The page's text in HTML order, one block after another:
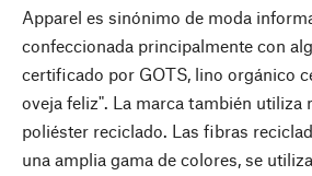
Apparel es sinónimo de moda
confeccionada principalmente con
certificado por GOTS, lino orgánico
oveja feliz". La marca también utiliza
poliéster reciclado. Las fibras
una amplia gama de colores, se